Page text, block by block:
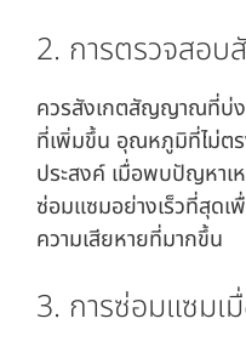
2. การตรวจส
ควรสังเกตสัญญาณที่บ่ง
ที่เพิ่มขึ้น อุณหภูมิที่ไม่ต
ประสงค์ เมื่อพบปัญหาเ
ซ่อมแซมอย่างเร็วที่สุดเ
ความเสียหายที่มากขึ้น
3. การซ่อมแซมเ